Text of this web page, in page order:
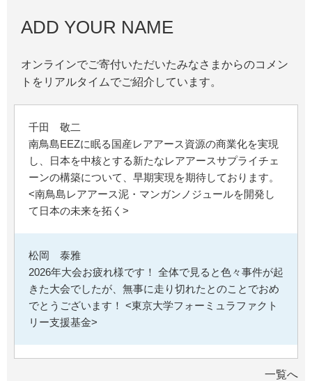
ADD YOUR NAME
オンラインでご寄付いただいたみなさまからのコメン
トをリアルタイムでご紹介しています。
千田 敬二
南鳥島EEZに眠る国産レアアース資源の商業化を実現
し、日本を中核とする新たなレアアースサプライチェ
ーンの構築について、早期実現を期待しております。
<南鳥島レアアース泥・マンガンノジュールを開発し
て日本の未来を拓く>
松岡 泰雅
2026年大会お疲れ様です！ 全体で見ると色々事件が起
きた大会でしたが、無事に走り切れたとのことでおめ
でとうございます！ <東京大学フォーミュラファクト
リー支援基金>
一覧へ